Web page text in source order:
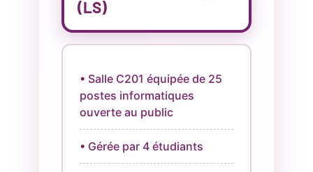
(LS)
• Salle C201 équipée de 25
postes informatiques
ouverte au public
• Gérée par 4 étudiants